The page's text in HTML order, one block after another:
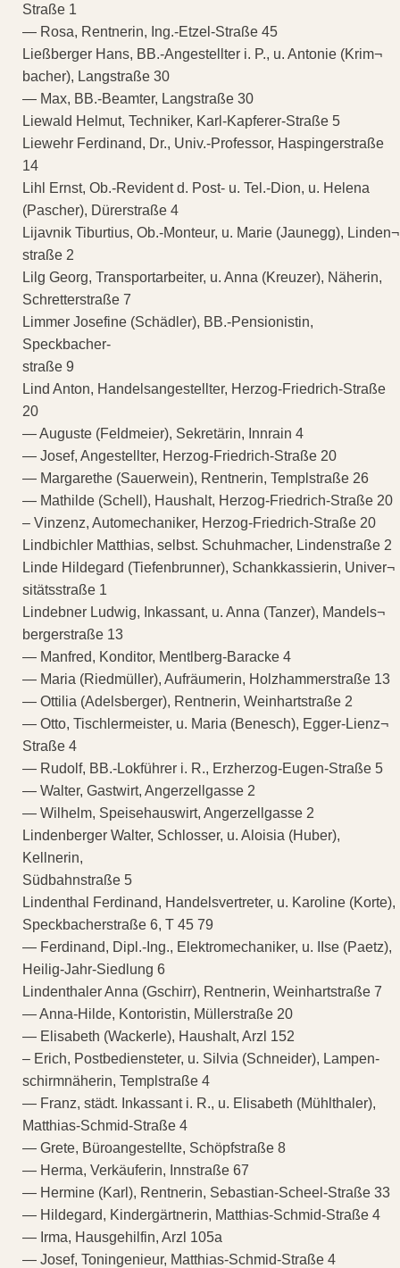
Straße 1
— Rosa, Rentnerin, Ing.-Etzel-Straße 45
Ließberger Hans, BB.-Angestellter i. P., u. Antonie (Krim¬
bacher), Langstraße 30
— Max, BB.-Beamter, Langstraße 30
Liewald Helmut, Techniker, Karl-Kapferer-Straße 5
Liewehr Ferdinand, Dr., Univ.-Professor, Haspingerstraße
14
Lihl Ernst, Ob.-Revident d. Post- u. Tel.-Dion, u. Helena
(Pascher), Dürerstraße 4
Lijavnik Tiburtius, Ob.-Monteur, u. Marie (Jaunegg), Linden¬
straße 2
Lilg Georg, Transportarbeiter, u. Anna (Kreuzer), Näherin,
Schretterstraße 7
Limmer Josefine (Schädler), BB.-Pensionistin,
Speckbacher-
straße 9
Lind Anton, Handelsangestellter, Herzog-Friedrich-Straße
20
— Auguste (Feldmeier), Sekretärin, Innrain 4
— Josef, Angestellter, Herzog-Friedrich-Straße 20
— Margarethe (Sauerwein), Rentnerin, Templstraße 26
— Mathilde (Schell), Haushalt, Herzog-Friedrich-Straße 20
– Vinzenz, Automechaniker, Herzog-Friedrich-Straße 20
Lindbichler Matthias, selbst. Schuhmacher, Lindenstraße 2
Linde Hildegard (Tiefenbrunner), Schankkassierin, Univer¬
sitätsstraße 1
Lindebner Ludwig, Inkassant, u. Anna (Tanzer), Mandels¬
bergerstraße 13
— Manfred, Konditor, Mentlberg-Baracke 4
— Maria (Riedmüller), Aufräumerin, Holzhammerstraße 13
— Ottilia (Adelsberger), Rentnerin, Weinhartstraße 2
— Otto, Tischlermeister, u. Maria (Benesch), Egger-Lienz¬
Straße 4
— Rudolf, BB.-Lokführer i. R., Erzherzog-Eugen-Straße 5
— Walter, Gastwirt, Angerzellgasse 2
— Wilhelm, Speisehauswirt, Angerzellgasse 2
Lindenberger Walter, Schlosser, u. Aloisia (Huber),
Kellnerin,
Südbahnstraße 5
Lindenthal Ferdinand, Handelsvertreter, u. Karoline (Korte),
Speckbacherstraße 6, T 45 79
— Ferdinand, Dipl.-Ing., Elektromechaniker, u. IIse (Paetz),
Heilig-Jahr-Siedlung 6
Lindenthaler Anna (Gschirr), Rentnerin, Weinhartstraße 7
— Anna-Hilde, Kontoristin, Müllerstraße 20
— Elisabeth (Wackerle), Haushalt, Arzl 152
– Erich, Postbediensteter, u. Silvia (Schneider), Lampen-
schirmnäherin, Templstraße 4
— Franz, städt. Inkassant i. R., u. Elisabeth (Mühlthaler),
Matthias-Schmid-Straße 4
— Grete, Büroangestellte, Schöpfstraße 8
— Herma, Verkäuferin, Innstraße 67
— Hermine (Karl), Rentnerin, Sebastian-Scheel-Straße 33
— Hildegard, Kindergärtnerin, Matthias-Schmid-Straße 4
— Irma, Hausgehilfin, Arzl 105a
— Josef, Toningenieur, Matthias-Schmid-Straße 4